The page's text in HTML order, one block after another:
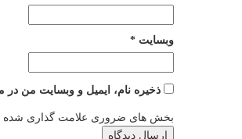
وبسایت *
ذخیره نام، ایمیل و وبسایت من در
بخش های ضروری علامت گذاری شده